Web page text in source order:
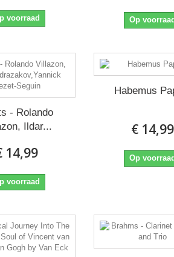
voorraad Op voorraad
- Rolando
Ildar...
14,99
voorraad
Habemus
€ 14,99
Op voorraad